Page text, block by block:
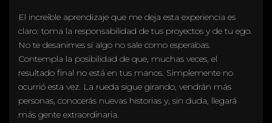
El increíble aprendizaje que me deja esta experiencia es
claro: toma la responsabilidad de tus proyectos y de tu ego.
No te desanimes si algo no sale como esperabas.
Contempla la posibilidad de que, muchas veces, el
resultado final no está en tus manos. Simplemente no
ocurrió esta vez. La rueda sigue girando, vendrán más
personas, conocerás nuevas historias y, sin duda, llegará
más gente extraordinaria.